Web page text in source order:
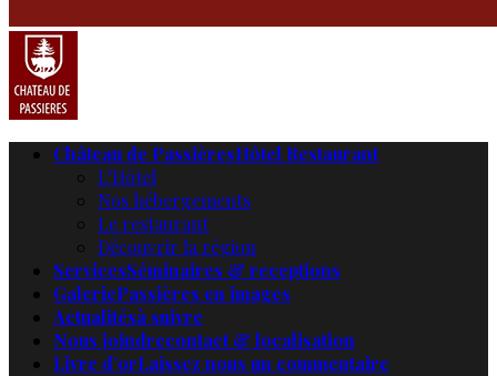
Château de PassièresHôtel Restaurant
L’Hôtel
Nos hébergements
Le restaurant
Découvrir la région
ServicesSéminaires & receptions
GaleriePassières en images
Actualitésà suivre
Nous joindrecontact & localisation
Livre d’orLaissez nous un commentaire